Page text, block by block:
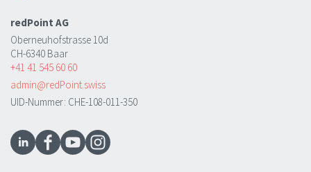
redPoint AG
Oberneuhofstrasse 10d
CH-6340 Baar
+41 41 545 60 60
admin@redPoint.swiss
UID-Nummer: CHE-108-011-350